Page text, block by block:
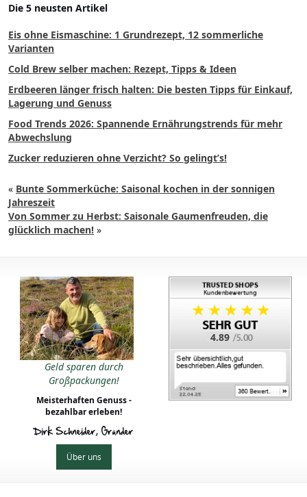
Die 5 neusten Artikel
Eis ohne Eismaschine: 1 Grundrezept, 12 sommerliche
Varianten
Cold Brew selber machen: Rezept, Tipps & Ideen
Erdbeeren länger frisch halten: Die besten Tipps für Einkauf,
Lagerung und Genuss
Food Trends 2026: Spannende Ernährungstrends für mehr
Abwechslung
Zucker reduzieren ohne Verzicht? So gelingt’s!
« Bunte Sommerküche: Saisonal kochen in der sonnigen
Jahreszeit
Von Sommer zu Herbst: Saisonale Gaumenfreuden, die
glücklich machen! »
Geld sparen durch
Großpackungen!
Meisterhaften Genuss -
bezahlbar erleben!
Dirk Schneider, Gründer
Über uns
4.89